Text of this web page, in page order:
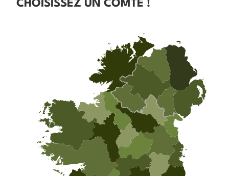
CHOISISSEZ UN COMTÉ !